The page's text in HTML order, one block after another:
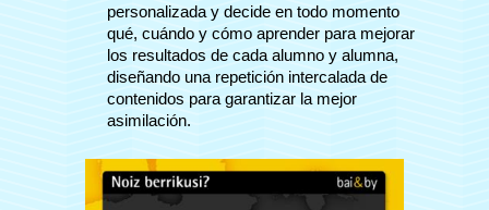
personalizada y decide en todo momento
qué, cuándo y cómo aprender para mejorar
los resultados de cada alumno y alumna,
diseñando una repetición intercalada de
contenidos para garantizar la mejor
asimilación.